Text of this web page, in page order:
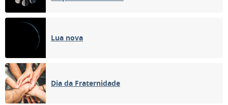
Lua nova
Dia da Fraternidade